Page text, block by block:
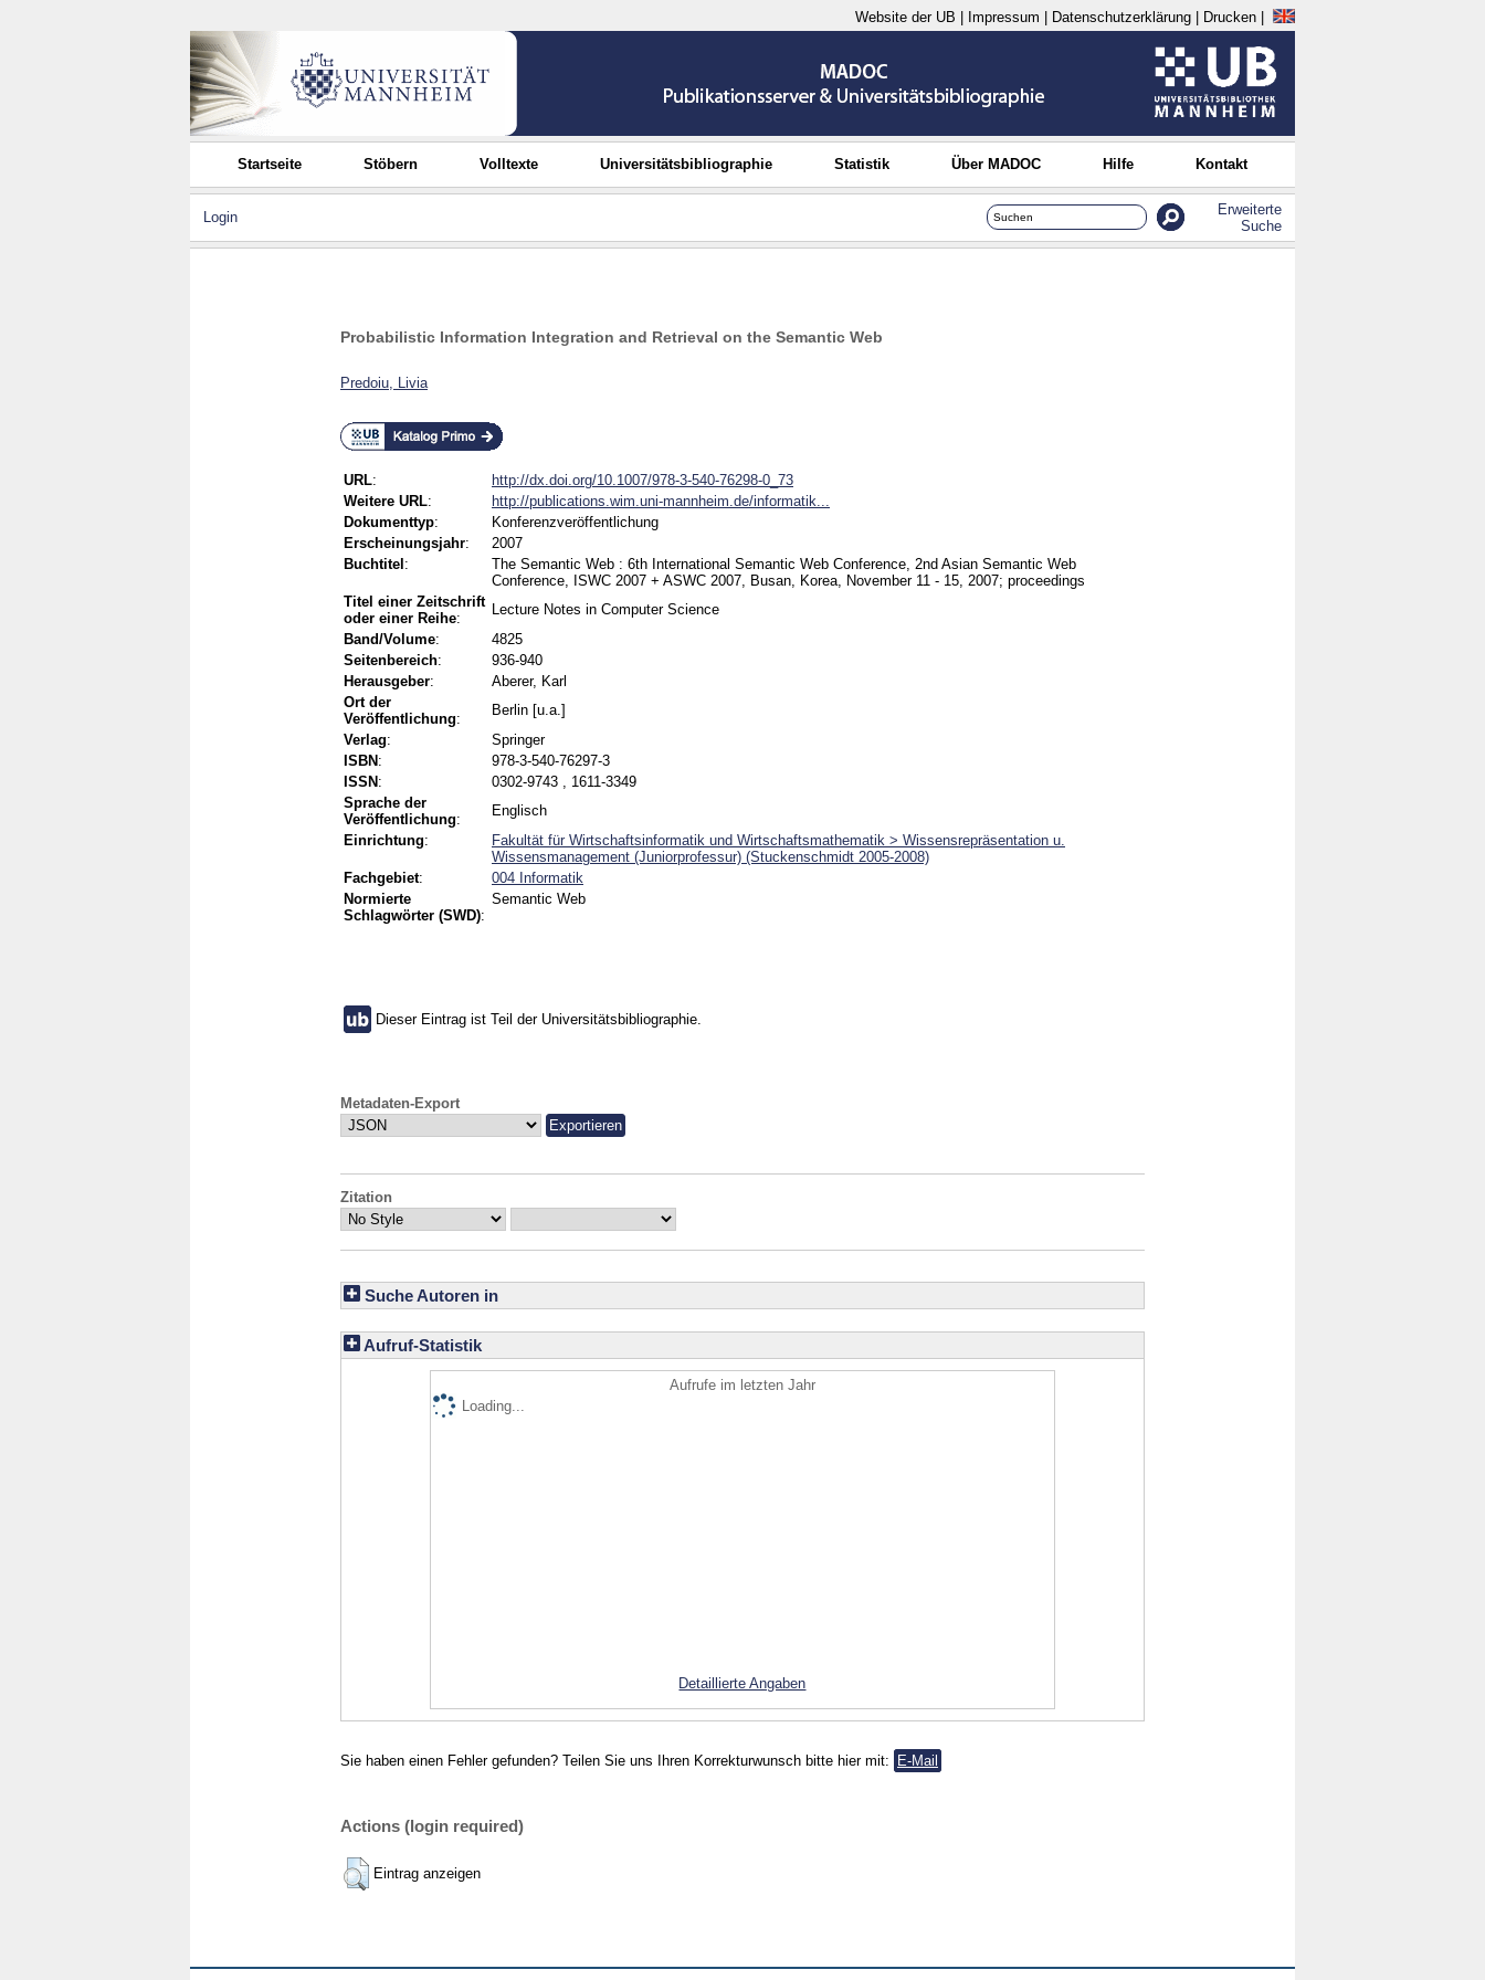
Website der UB Impressum Datenschutzerklärung Drucken
Startseite Stöbern Volltexte Universitätsbibliographie Statistik Über MADOC Hilfe Kontakt
Login
Erweiterte
Suche
Probabilistic Information Integration and Retrieval on the Semantic Web
Predoiu, Livia
URL:
http://dx.doi.org/10.1007/978-3-540-76298-0_73
Weitere URL:
http://publications.wim.uni-mannheim.de/informatik...
Dokumenttyp:
Konferenzveröffentlichung
Erscheinungsjahr:
2007
Buchtitel :
The Semantic Web : 6th International Semantic Web Conference, 2nd Asian Semantic Web
Conference, ISWC 2007 + ASWC 2007, Busan, Korea, November 11 - 15, 2007; proceedings
Titel einer Zeitschrift
oder einer Reihe:
Lecture Notes in Computer Science
Band/Volume:
4825
Seitenbereich:
936-940
Herausgeber:
Aberer, Karl
Ort der
Veröffentlichung:
Berlin [u.a.]
Verlag:
Springer
ISBN :
978-3-540-76297-3
ISSN :
0302-9743 , 1611-3349
Sprache der
Veröffentlichung:
Englisch
Einrichtung:
Fakultät für Wirtschaftsinformatik und Wirtschaftsmathematik > Wissensrepräsentation u.
Wissensmanagement (Juniorprofessur) (Stuckenschmidt 2005-2008)
Fachgebiet:
004 Informatik
Normierte
Schlagwörter (SWD):
Semantic Web
Dieser Eintrag ist Teil der Universitätsbibliographie.
Metadaten-Export
Zitation
Suche Autoren in
Aufruf-Statistik
Aufrufe im letzten Jahr
Loading...
Detaillierte Angaben
Sie haben einen Fehler gefunden? Teilen Sie uns Ihren Korrekturwunsch bitte hier mit: E-Mail
Actions (login required)
Eintrag anzeigen